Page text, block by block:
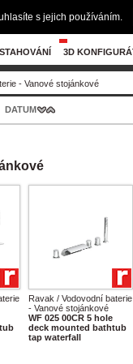
3D
- Vanové stojánkové
DATUM
Ravak / Vodovodní baterie
- Vanové stojánkové
WF 025 00CR 5 hole
deck mounted bathtub
tap waterfall
s jejich používáním.